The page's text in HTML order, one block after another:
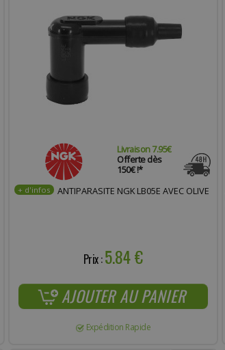
Livraison 7.95€
Offerte dès
150€ !*
ANTIPARASITE NGK LB05E AVEC OLIVE
Prix :5.84 €
AJOUTER AU PANIER
Expédition Rapide